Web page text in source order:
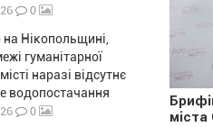
0
Нікопольщині,
гуманітарної
наразі відсутнє
водопостачання
0
міста